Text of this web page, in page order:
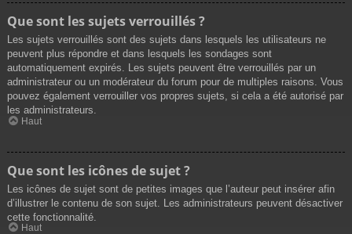
Que sont les sujets verrouillés ?
Les sujets verrouillés sont des sujets dans lesquels les utilisateurs ne
peuvent plus répondre et dans lesquels les sondages sont
automatiquement expirés. Les sujets peuvent être verrouillés par un
administrateur ou un modérateur du forum pour de multiples raisons. Vous
pouvez également verrouiller vos propres sujets, si cela a été autorisé par
les administrateurs.
Haut
Que sont les icônes de sujet ?
Les icônes de sujet sont de petites images que l’auteur peut insérer afin
d’illustrer le contenu de son sujet. Les administrateurs peuvent désactiver
cette fonctionnalité.
Haut